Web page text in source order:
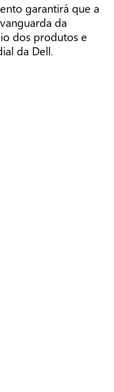
garantirá que a
da
dos produtos e
da Dell.